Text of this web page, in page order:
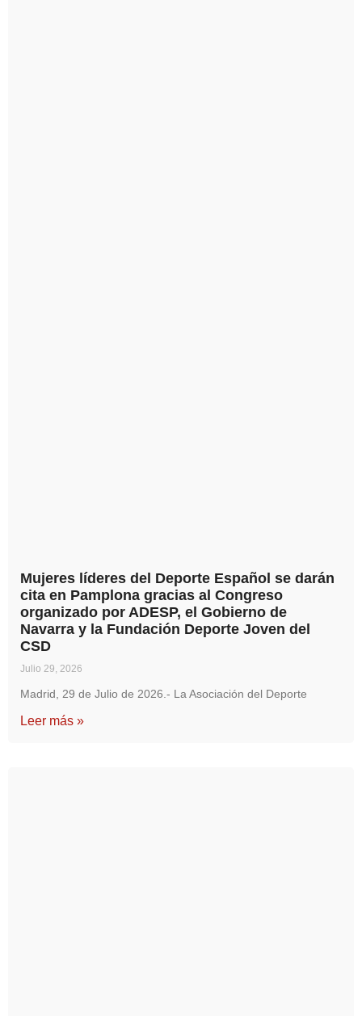
Mujeres líderes del Deporte Español se darán
cita en Pamplona gracias al Congreso
organizado por ADESP, el Gobierno de
Navarra y la Fundación Deporte Joven del
CSD
Julio 29, 2026
Madrid, 29 de Julio de 2026.- La Asociación del Deporte
Leer más »